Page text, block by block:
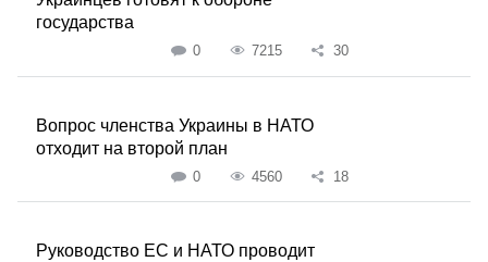
государства
0 7215 30
Вопрос членства Украины в НАТО
отходит на второй план
0 4560 18
Руководство ЕС и НАТО проводит